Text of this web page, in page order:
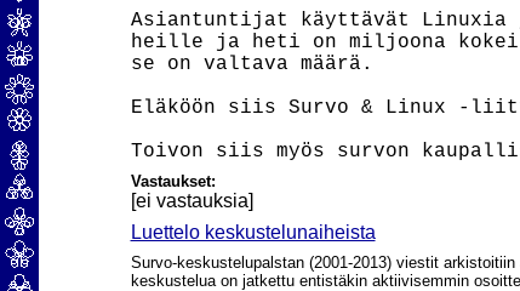
Asiantuntijat käyttävät
heille ja heti on miljoona
se on valtava määrä.
Eläköön siis Survo & Linux -
Vastaukset:
[ei vastauksia]
Luettelo keskustelunaiheista
Survo-keskustelupalstan (2001-2013) viestit arkistoitiin
keskustelua on jatkettu entistäkin aktiivisemmin